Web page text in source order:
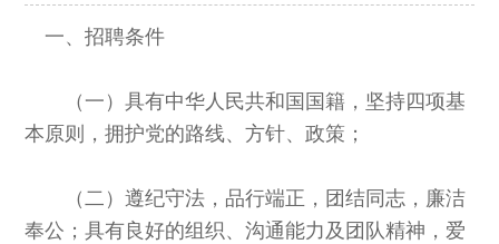
一、招聘条件
（一）具有中华人民共和国国籍，坚持四项基
本原则，拥护党的路线、方针、政策；
（二）遵纪守法，品行端正，团结同志，廉洁
奉公；具有良好的组织、沟通能力及团队精神，爱